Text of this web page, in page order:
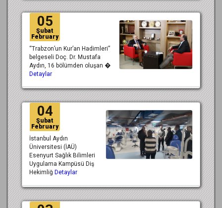
05
Şubat
February
“Trabzon’un Kur’an Hadimleri”
belgeseli Doç. Dr. Mustafa
Aydın, 16 bölümden oluşan �
Detaylar
04
Şubat
February
İstanbul Aydın
Üniversitesi (İAÜ)
Esenyurt Sağlık Bilimleri
Uygulama Kampüsü Diş
Hekimliğ Detaylar